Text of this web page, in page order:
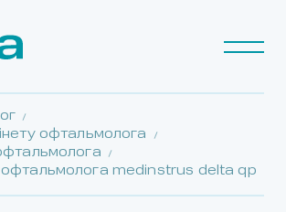
офтальмолога
офтальмолога medinstrus delta qp